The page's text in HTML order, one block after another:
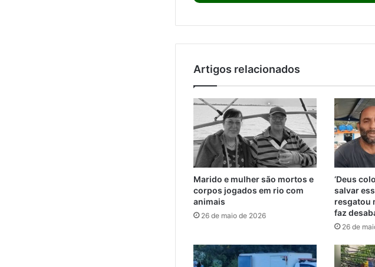
Artigos relacionados
Marido e mulher são mortos e
corpos jogados em rio com
animais
26 de maio de 2026
‘Deus
salvar
resgatou
faz
26 de